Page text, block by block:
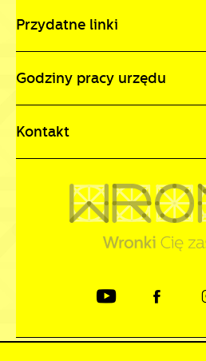
Przydatne linki
Godziny pracy urzędu
Kontakt